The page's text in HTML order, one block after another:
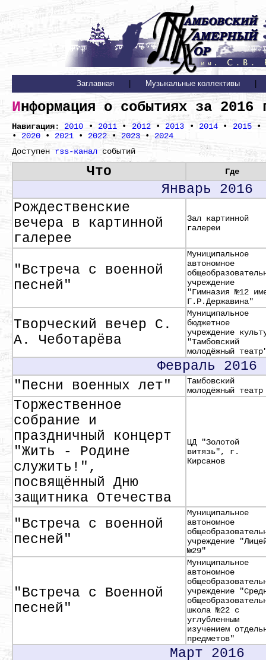
Заглавная Музыкальные коллективы
Информация о событиях за 2016
Навигация: 2010 • 2011• 2012• 2013 • 2014• 2015•
• 2020 • 2021 • 2022• 2023 • 2024
Доступен rss-канал событий
Что Где
Январь 2016
Рождественские
вечера в картинной
галерее
Зал картинной
галереи
"Встреча с военной
песней"
Муниципальное
автономное
учреждение
"Гимназия №12
Г.Р.Державина"
Творческий вечер С.
А. Чеботарёва
Муниципальное
бюджетное
учреждение
"Тамбовский
молодёжный
Февраль 2016
"Песни военных лет"
Тамбовский
молодёжный театр
Торжественное
собрание и
праздничный концерт
"Жить - Родине
служить!",
посвящённый Дню
защитника Отечества
ЦД "Золотой
витязь", г.
Кирсанов
"Встреча с военной
песней"
Муниципальное
автономное
учреждение
№29"
"Встреча с Военной
песней"
Муниципальное
автономное
учреждение
школа №22 с
углубленным
изучением
предметов"
Март 2016